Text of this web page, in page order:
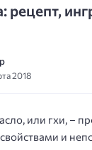
рецепт,
2018
или гхи, –
и